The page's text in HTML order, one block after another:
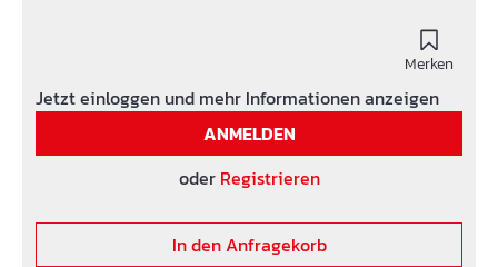
Gärungsmaische, Öle + Bitumen, Radon + Methangas,
Temperaturbereich - 35 bis + 70 °C Material TPE
Druckprüfung nach beidseitigem Verschluss der
Faserbetonrohre: Wasserdicht bis 3 bar, Druckprüfung
MFPA Leipzig Erweiterte Druckprüfung von 21,5 bis
23,0 mm Prüfzeugnis für den Stopfen zur Abdichtung
anfordern und beachten. Brandprüfung:
Feuerwiderstandsklasse E1 120 nach DIN EN 13501-2
Merken
Jetzt einloggen und mehr Informationen anzeigen
ANMELDEN
oder Registrieren
In den Anfragekorb